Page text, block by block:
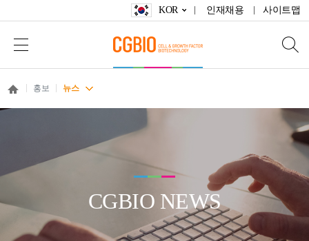
KOR 인재채용 사이트맵
홍보 뉴스
CGBIO NEWS